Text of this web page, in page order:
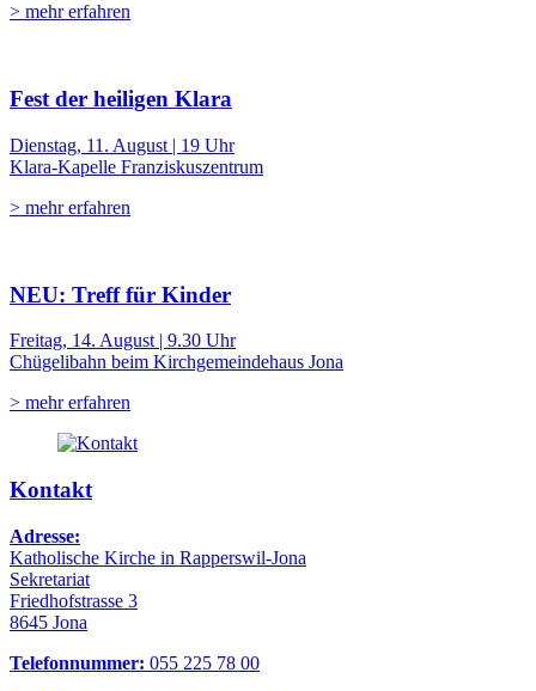
> mehr erfahren
Fest der heiligen Klara
Dienstag, 11. August | 19 Uhr
Klara-Kapelle Franziskuszentrum
> mehr erfahren
NEU: Treff für Kinder
Freitag, 14. August | 9.30 Uhr
Chügelibahn beim Kirchgemeindehaus Jona
> mehr erfahren
Kontakt
Adresse:
Katholische Kirche in Rapperswil-Jona
Sekretariat
Friedhofstrasse 3
8645 Jona
Telefonnummer: 055 225 78 00